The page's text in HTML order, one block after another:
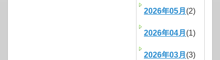
2026年05月 (2)
2026年04月 (1)
2026年03月 (3)